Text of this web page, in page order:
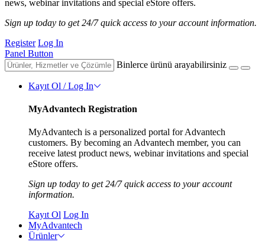
news, webinar invitations and special eStore offers.
Sign up today to get 24/7 quick access to your account information.
Register Log In
Panel Button
Binlerce ürünü arayabilirsiniz
Kayıt Ol / Log In
MyAdvantech Registration
MyAdvantech is a personalized portal for Advantech
customers. By becoming an Advantech member, you can
receive latest product news, webinar invitations and special
eStore offers.
Sign up today to get 24/7 quick access to your account
information.
Kayıt Ol Log In
MyAdvantech
Ürünler